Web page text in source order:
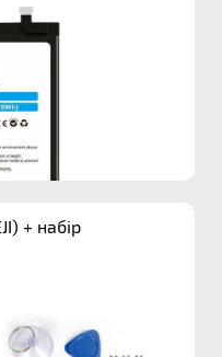
+ набір